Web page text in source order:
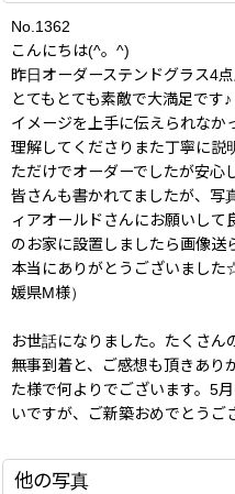
No.1362
こんにちは(^。^)
昨日オーダーステンドグラス4
とてもとても素敵で大満足です♪
イメージを上手に伝えられなか
理解してくださりまた丁寧に説
ただけでオーダーでしたが安心
皆さんも書かれてましたが、写
ィアオールドさんにお願いして
のお家に設置しましたら画像送
本当にありがとうございま
媛県M様）
お世話になりました。たくさん
無事到着と、ご感想も頂きあり
た様で何よりでございます。5
いですが、ご新築おめでとうご
他の写真